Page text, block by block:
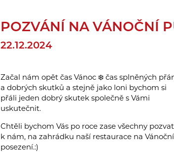
POZVÁNÍ NA VÁNOČNÍ
22.12.2024
Začal nám opět čas Vánoc ❄️ čas splněných
a dobrých skutků a stejně jako loni bychom si
přáli jeden dobrý skutek společně s Vámi
uskutečnit.
Chtěli bychom Vás po roce zase všechny pozvat
k nám, na zahrádku naší restaurace na Vánoční
posezení.:)